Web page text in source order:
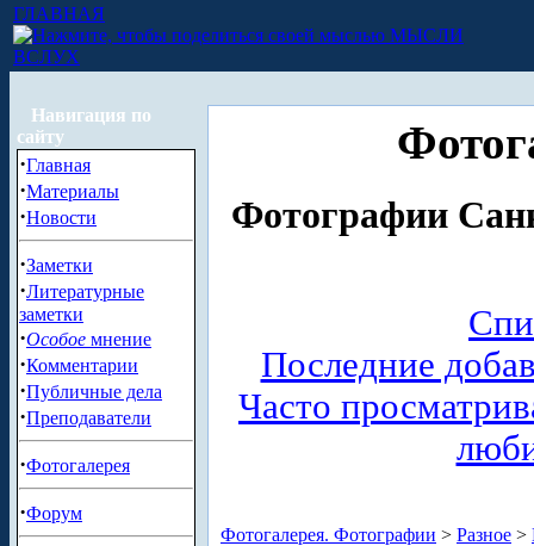
ГЛАВНАЯ
МЫСЛИ
ВСЛУХ
Навигация по
сайту
·Главная
·Материалы
·Новости
·Заметки
·Литературные
заметки
·Особое мнение
·Комментарии
·Публичные дела
·Преподаватели
·Фотогалерея
·Форум
Фотографии
Последние
Часто
Фотогалерея. Фотографии > Разное >